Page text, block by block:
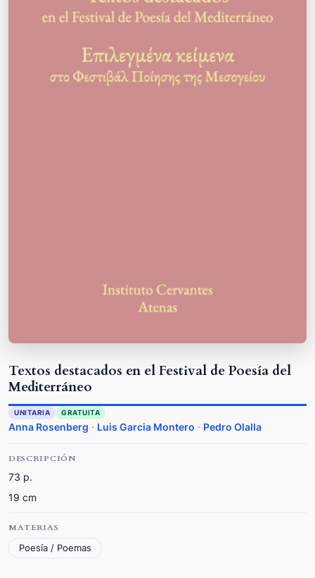
Textos destacados en el Festival de Poesía del
Mediterráneo
UNITARIA GRATUITA
Anna Rosenberg · Luis Garcia Montero · Pedro Olalla
DESCRIPCIÓN
73 p.
19 cm
MATERIAS
Poesía / Poemas